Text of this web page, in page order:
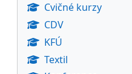
Cvičné kurzy
CDV
KFÚ
Textil